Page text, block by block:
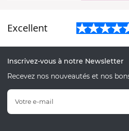
Excellent
Inscrivez-vous à notre Newsletter
Recevez nos nouveautés et nos